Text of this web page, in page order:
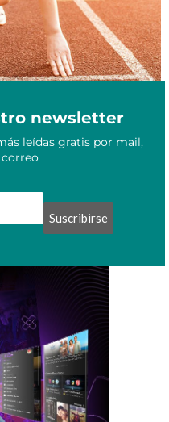
newsletter
leídas gratis por mail,
Suscribirse